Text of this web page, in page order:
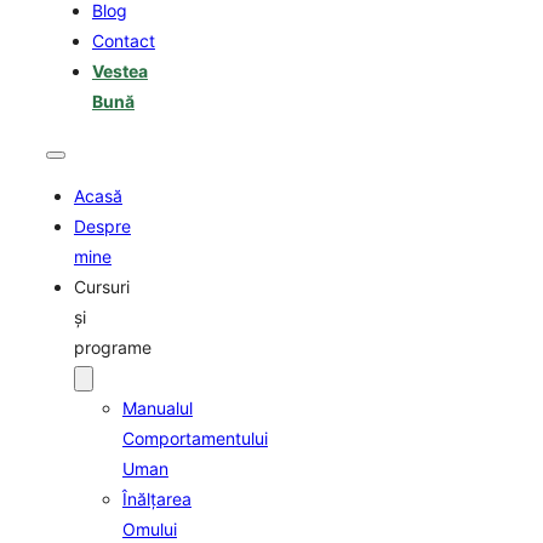
Blog
Contact
Vestea
Bună
Acasă
Despre
mine
Cursuri
şi
programe
Manualul
Comportamentului
Uman
Înălţarea
Omului